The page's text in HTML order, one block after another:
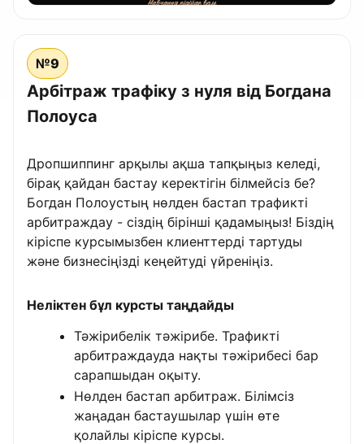
№9
Арбітраж трафіку з нуля від Богдана
Полоуса
Дропшиппинг арқылы ақша тапқыңыз келеді,
бірақ қайдан бастау керектігін білмейсіз бе?
Богдан Полоустың нөлден бастап трафикті
арбитраждау - сіздің бірінші қадамыңыз! Біздің
кіріспе курсымызбен клиенттерді тартуды
және бизнесіңізді кеңейтуді үйреніңіз.
Неліктен бұл курсты таңдайды
Тәжірибелік тәжірибе. Трафикті
арбитраждауда нақты тәжірибесі бар
сарапшыдан оқыту.
Нөлден бастап арбитраж. Білімсіз
жаңадан бастаушылар үшін өте
қолайлы кіріспе курсы.